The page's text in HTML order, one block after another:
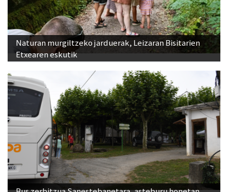
Naturan murgiltzeko jarduerak, Leizaran Bisitarien
Etxearen eskutik
Bus zerbitzua Sanestebanetara, asteburu honetan